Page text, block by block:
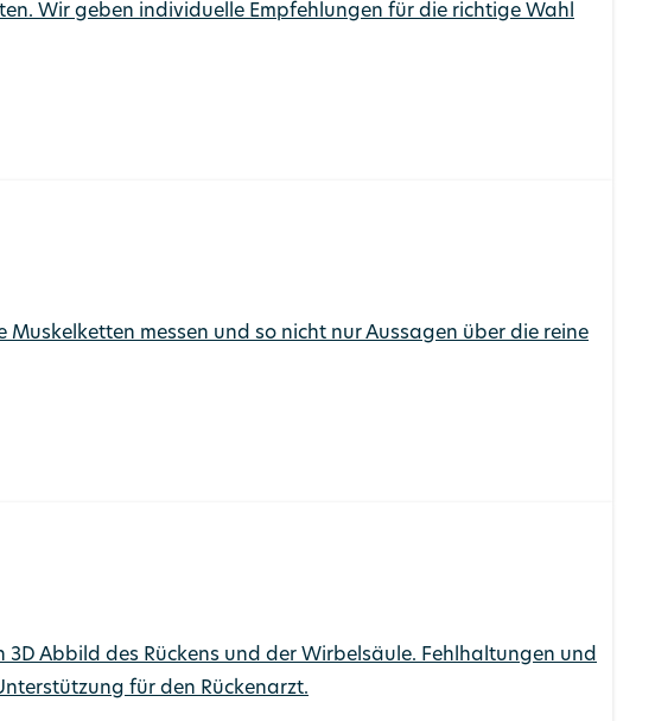
Wir geben individuelle Empfehlungen für die richtige Wahl
messen und so nicht nur Aussagen über die reine
Abbild des Rückens und der Wirbelsäule. Fehlhaltungen und
für den Rückenarzt.